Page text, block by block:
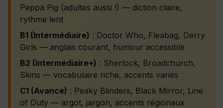
Peppa Pig (adultes aussi !) — diction claire,
rythme lent
B1 (Intermédiaire) : Doctor Who, Fleabag, Derry
Girls — anglais courant, humour accessible
B2 (Intermédiaire+) : Sherlock, Broadchurch,
Skins — vocabulaire riche, accents variés
C1 (Avancé) : Peaky Blinders, Black Mirror, Line
of Duty — argot, jargon, accents régionaux